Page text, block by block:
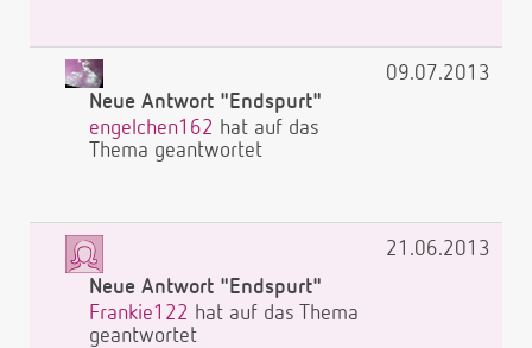
Neue Antwort "Endspurt"
engelchen162 hat auf das
Thema geantwortet
09.07.2013
Neue Antwort "Endspurt"
Frankie122 hat auf das Thema
geantwortet
21.06.2013